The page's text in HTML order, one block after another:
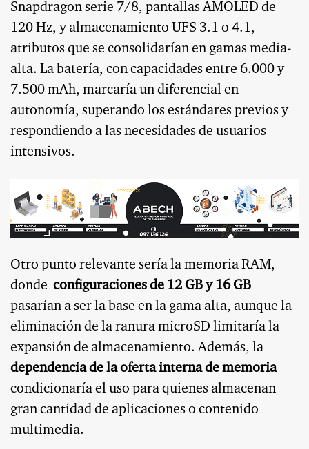
Snapdragon serie 7/8, pantallas AMOLED de
120 Hz, y almacenamiento UFS 3.1 o 4.1,
atributos que se consolidarían en gamas media-
alta. La batería, con capacidades entre 6.000 y
7.500 mAh, marcaría un diferencial en
autonomía, superando los estándares previos y
respondiendo a las necesidades de usuarios
intensivos.
Otro punto relevante sería la memoria RAM,
donde configuraciones de 12 GB y 16 GB
pasarían a ser la base en la gama alta, aunque la
eliminación de la ranura microSD limitaría la
expansión de almacenamiento. Además, la
dependencia de la oferta interna de memoria
condicionaría el uso para quienes almacenan
gran cantidad de aplicaciones o contenido
multimedia.